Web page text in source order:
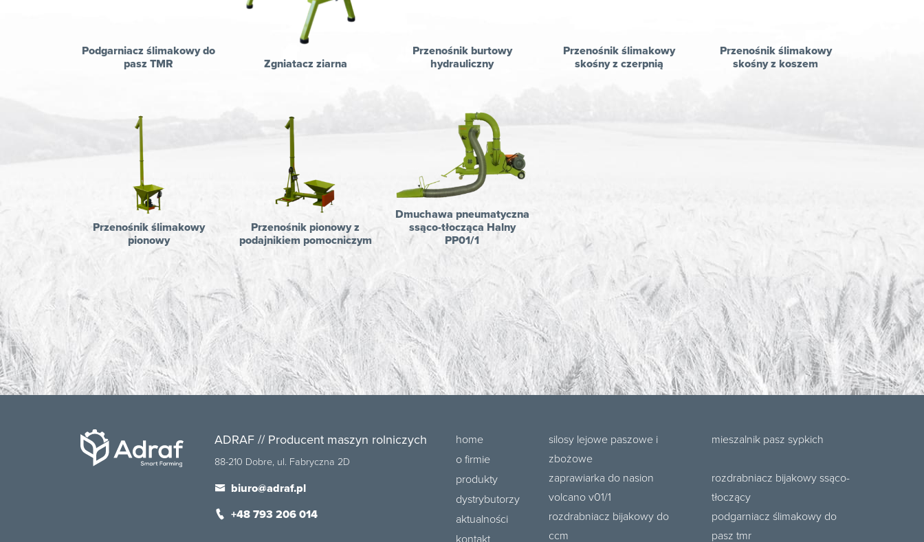
Podgarniacz ślimakowy do
pasz TMR
Zgniatacz ziarna
Przenośnik burtowy
hydrauliczny
Przenośnik ślimakowy
skośny z czerpnią
Przenośnik ślimakowy
skośny z koszem
Przenośnik ślimakowy
pionowy
Przenośnik pionowy z
podajnikiem pomocniczym
Dmuchawa pneumatyczna
ssąco-tłocząca Halny
PP01/1
ADRAF // Producent maszyn rolniczych
88-210 Dobre, ul. Fabryczna 2D
biuro@adraf.pl
+48 793 206 014
home
o firmie
produkty
dystrybutorzy
aktualności
kontakt
silosy lejowe paszowe i
zbożowe
mieszalnik pasz sypkich
zaprawiarka do nasion
volcano v01/1
rozdrabniacz bijakowy ssąco-
tłoczący
rozdrabniacz bijakowy do
ccm
podgarniacz ślimakowy do
pasz tmr